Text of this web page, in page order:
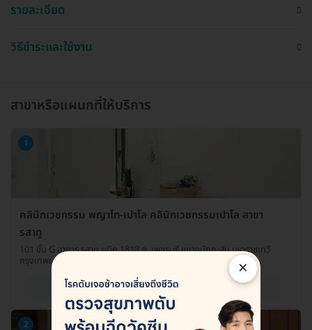
รายละเอียด
วิธีชำระและใช้งาน
สาขาหรือแผนกที่ให้บริการ
1
คลินิกเวชกรรม พญาไท-เปาโล คลินิกเวชกรรมเปาโล สาขา
รสาทู
101 ชั้น G อาคาร รสาทู ยูนิค 1818 ถ. เพชรบุรี แขวงมักกะสัน เขตราชเทวี
กรุงเทพมหานคร 10400
ดูรายละเอียด
2
×